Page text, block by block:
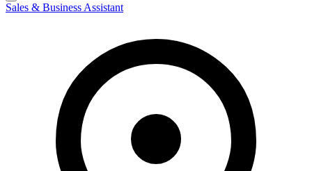
Sales & Business Assistant